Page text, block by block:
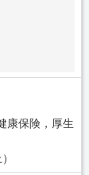
康保険，厚生